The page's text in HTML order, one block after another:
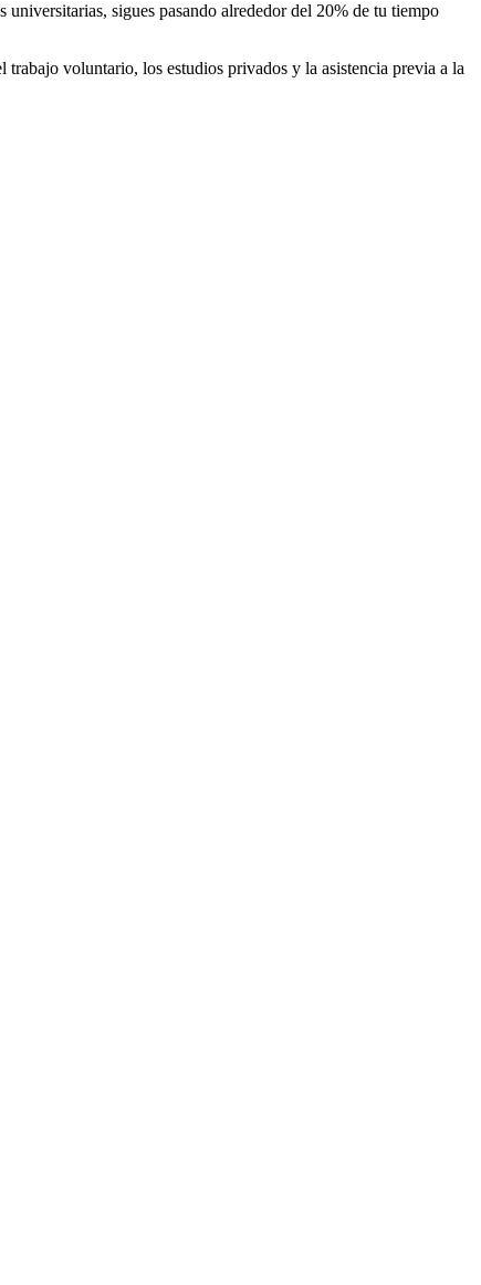
sigues pasando alrededor del 20% de tu tiempo
voluntario, los estudios privados y la asistencia previa a la